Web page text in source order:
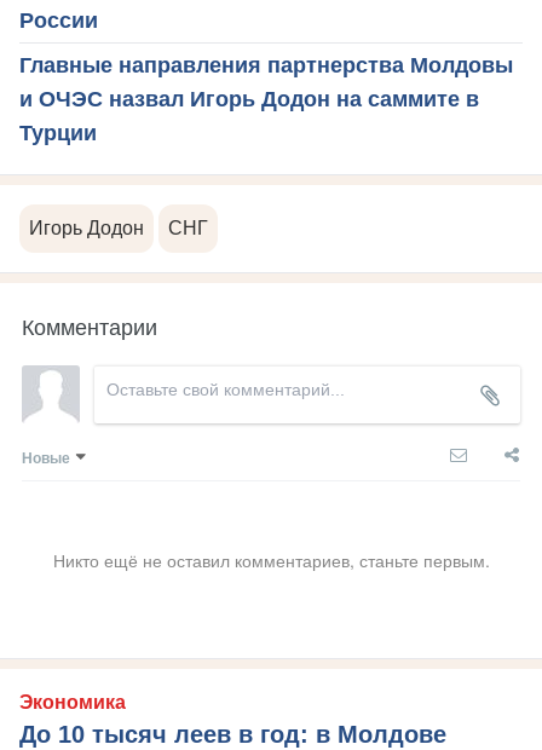
России
Главные направления партнерства Молдовы
и ОЧЭС назвал Игорь Додон на саммите в
Турции
Игорь Додон СНГ
Комментарии
Новые
Никто ещё не оставил комментариев, станьте первым.
Экономика
До 10 тысяч леев в год: в Молдове